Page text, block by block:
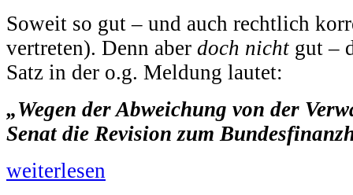
Soweit so gut – und auch rechtlich
vertreten). Denn aber doch nicht gut –
Satz in der o.g. Meldung lautet:
„Wegen der Abweichung von der
Senat die Revision zum
weiterlesen